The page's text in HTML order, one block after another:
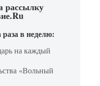
рассылку
в неделю:
на каждый
«Вольный